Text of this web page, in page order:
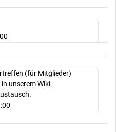
(für Mitglieder)
unserem Wiki.